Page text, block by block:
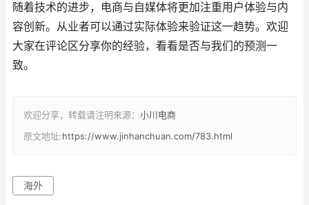
随着技术的进步，电商与自媒体将更加注重用户体验与内
容创新。从业者可以通过实际体验来验证这一趋势。欢迎
大家在评论区分享你的经验，看看是否与我们的预测一
致。
欢迎分享，转载请注明来源： 小川电商
原文地址:https://www.jinhanchuan.com/783.html
海外